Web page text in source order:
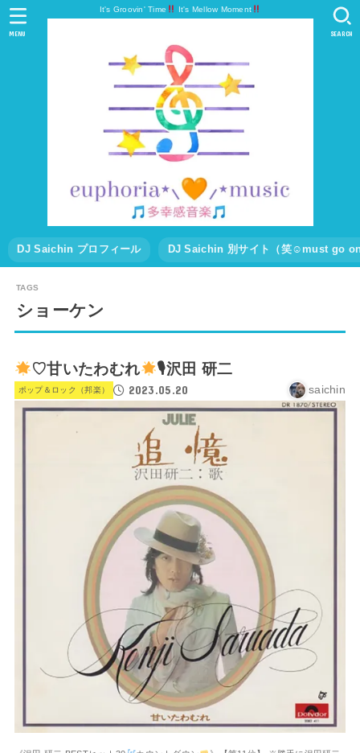
It's Groovin' Time It's Mellow Moment
DJ Saichin プロフィール DJ Saichin 別サイト（笑☺must go
SEARCH
MENU
ショーケン
♡甘いたわむれ 🎙沢田 研二
ポップ＆ロック（邦楽） 2023.05.20 saichin